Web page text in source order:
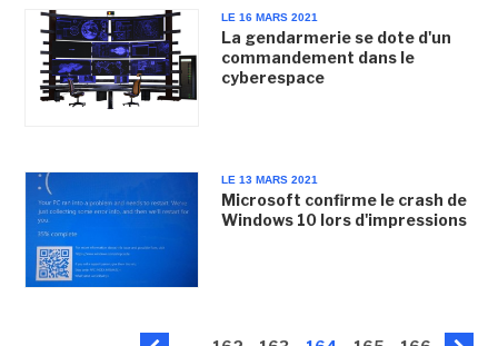
LE 16 MARS 2021
La gendarmerie se dote d'un
commandement dans le
cyberespace
LE 13 MARS 2021
Microsoft confirme le crash de
Windows 10 lors d'impressions